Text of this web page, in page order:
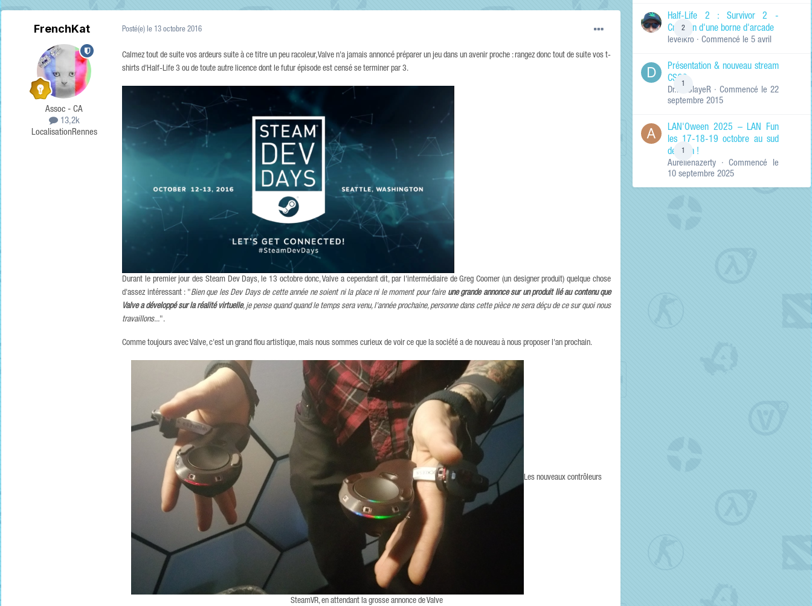
RECHERCHER LES
Titres et corps
Titres des
uniquement
FrenchKat
Assoc - CA
13,2k
Localisation Rennes
Posté(e) le 13 octobre 2016
Calmez tout de suite vos ardeurs suite à ce titre un peu racoleur, Valve n'a jamais annoncé préparer un jeu dans un avenir proche : rangez donc tout de suite vos t-
shirts d'Half-Life 3 ou de toute autre licence dont le futur épisode est censé se terminer par 3.
Durant le premier jour des Steam Dev Days, le 13 octobre donc, Valve a cependant dit, par l'intermédiaire de Greg Coomer (un designer produit) quelque chose
d'assez intéressant : "Bien que les Dev Days de cette année ne soient ni la place ni le moment pour faire une grande annonce sur un produit lié au contenu que
Valve a développé sur la réalité virtuelle, je pense quand quand le temps sera venu, l'année prochaine, personne dans cette pièce ne sera déçu de ce sur quoi nous
travaillons...".
Comme toujours avec Valve, c'est un grand flou artistique, mais nous sommes curieux de voir ce que la société a de nouveau à nous proposer l'an prochain.
Les nouveaux contrôleurs
SteamVR, en attendant la grosse annonce de Valve
2
Half-Life 2 : Survivor 2 -
Création d'une borne d'arcade
levelkro · Commencé le 5 avril
1
Présentation & nouveau stream
CSGO
Dr.KinSlayeR · Commencé le 22
septembre 2015
1
LAN'Oween 2025 – LAN Fun
les 17-18-19 octobre au sud
de Lyon !
Aurelienazerty · Commencé le
10 septembre 2025